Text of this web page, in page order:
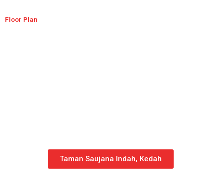
Floor Plan
Taman Saujana Indah, Kedah